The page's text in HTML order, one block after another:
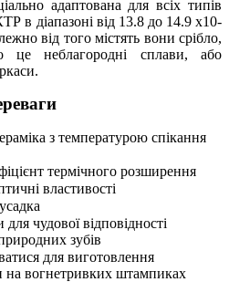
адаптована для всіх типів
в діапазоні від 13.8 до 14.9 x10-
від того містять вони срібло,
це неблагородні сплави, або
з температурою спікання
термічного розширення
властивості
чудової відповідності
зубів
для виготовлення
на вогнетривких штампиках